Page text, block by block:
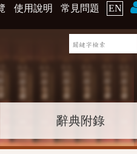
使用說明 常見問題 EN
辭典附錄